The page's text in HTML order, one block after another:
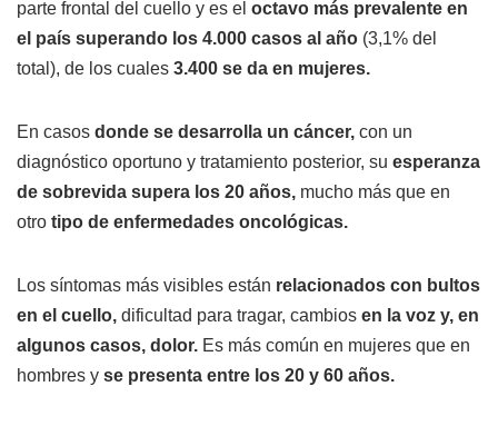
parte frontal del cuello y es el octavo más prevalente en
el país superando los 4.000 casos al año (3,1% del
total), de los cuales 3.400 se da en mujeres.
En casos donde se desarrolla un cáncer, con un
diagnóstico oportuno y tratamiento posterior, su esperanza
de sobrevida supera los 20 años, mucho más que en
otro tipo de enfermedades oncológicas.
Los síntomas más visibles están relacionados con bultos
en el cuello, dificultad para tragar, cambios en la voz y, en
algunos casos, dolor. Es más común en mujeres que en
hombres y se presenta entre los 20 y 60 años.